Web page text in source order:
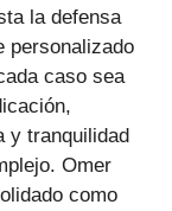
la defensa
personalizado
caso sea
y tranquilidad
Omer
como